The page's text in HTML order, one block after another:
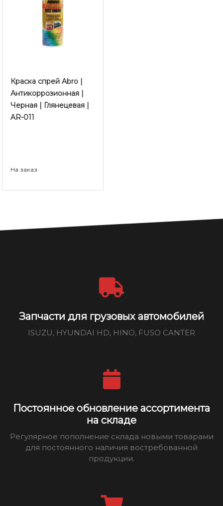
Краска спрей Abro |
Антикоррозионная |
Черная | Глянецевая |
AR-011
На заказ
Запчасти для грузовых автомобилей
ISUZU, HYUNDAI HD, HINO, FUSO CANTER
Постоянное обновление ассортимента
на складе
Регулярное пополнение склада новыми товарами
для постоянного наличия востребованной
продукции.